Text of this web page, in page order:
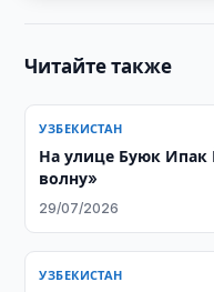
Читайте также
УЗБЕКИСТАН
На улице Буюк Ипак
волну»
29/07/2026
УЗБЕКИСТАН